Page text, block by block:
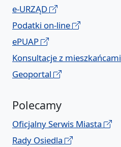
e-URZĄD
Podatki on-line
ePUAP
Konsultacje z mieszkańcami
Geoportal
Polecamy
Oficjalny Serwis Miasta
Rady Osiedla